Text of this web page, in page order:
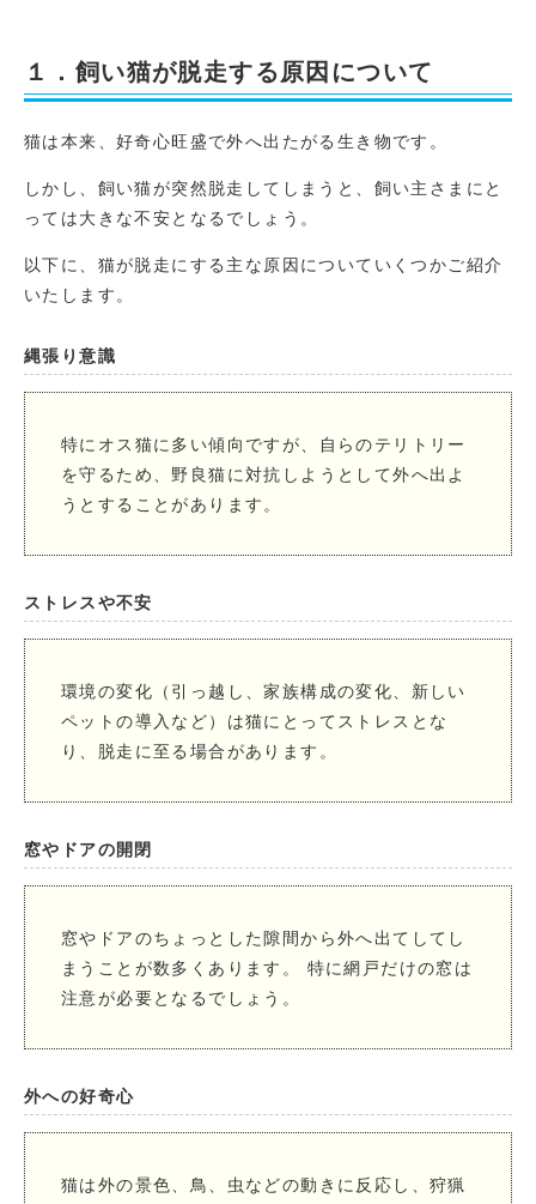
１．飼い猫が脱走する原因について
猫は本来、好奇心旺盛で外へ出たがる生き物です。
しかし、飼い猫が突然脱走してしまうと、飼い主さまにと
っては大きな不安となるでしょう。
以下に、猫が脱走にする主な原因についていくつかご紹介
いたします。
縄張り意識
特にオス猫に多い傾向ですが、自らのテリトリー
を守るため、野良猫に対抗しようとして外へ出よ
うとすることがあります。
ストレスや不安
環境の変化（引っ越し、家族構成の変化、新しい
ペットの導入など）は猫にとってストレスとな
り、脱走に至る場合があります。
窓やドアの開閉
窓やドアのちょっとした隙間から外へ出てしてし
まうことが数多くあります。 特に網戸だけの窓は
注意が必要となるでしょう。
外への好奇心
猫は外の景色、鳥、虫などの動きに反応し、狩猟